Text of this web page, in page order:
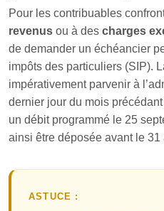
Pour les contribuables
revenus ou à des charges
de demander un échéancier
impôts des particuliers (SIP).
impérativement parvenir à
dernier jour du mois
un débit programmé le 25
ainsi être déposée avant le 31
ASTUCE :